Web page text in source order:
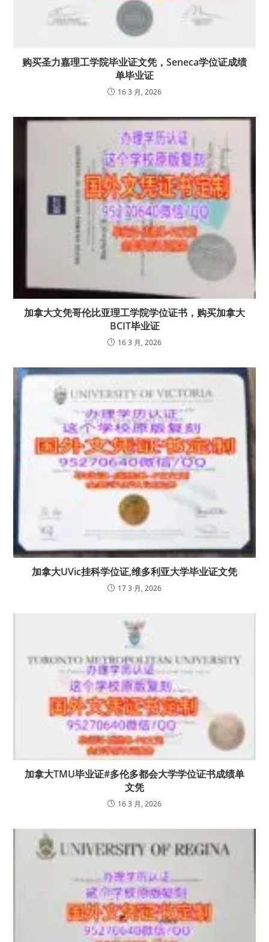
购买圣力嘉理工学院毕业证文凭，Seneca学位证成绩
单毕业证
16 3 月, 2026
加拿大文凭哥伦比亚理工学院学位证书，购买加拿大
BCIT毕业证
16 3 月, 2026
加拿大UVic挂科学位证,维多利亚大学毕业证文凭
17 3 月, 2026
加拿大TMU毕业证#多伦多都会大学学位证书成绩单
文凭
16 3 月, 2026